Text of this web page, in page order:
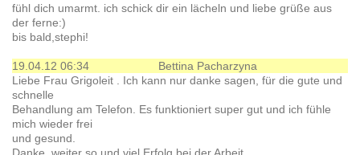
fühl dich umarmt. ich schick dir ein lächeln und liebe grüße aus
der ferne:)
bis bald,stephi!
19.04.12 06:34
Bettina Pacharzyna
Liebe Frau Grigoleit . Ich kann nur danke sagen, für die gute und
schnelle
Behandlung am Telefon. Es funktioniert super gut und ich fühle
mich wieder frei
und gesund.
Danke, weiter so und viel Erfolg bei der Arbeit